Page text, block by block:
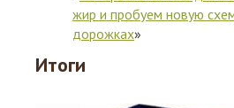
жир и пробуем новую
дорожках»
Итоги